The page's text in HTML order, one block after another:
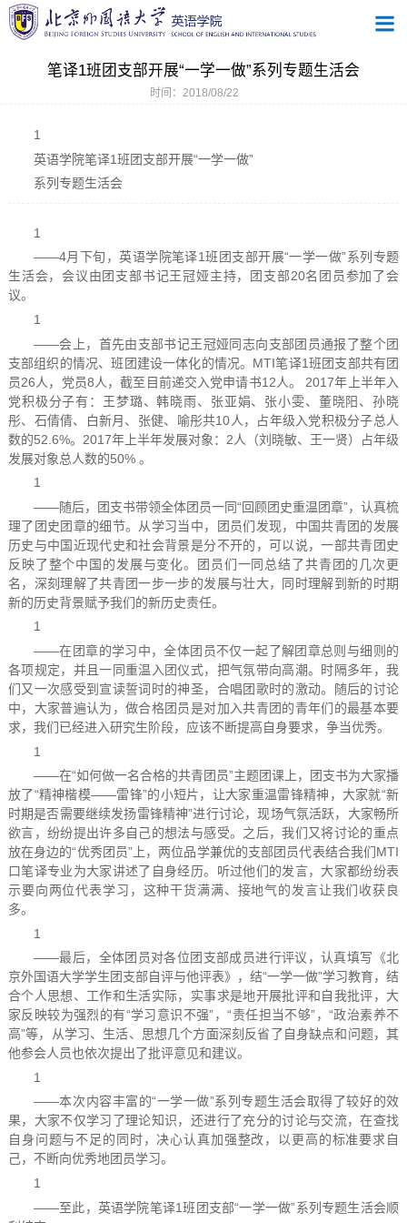
笔译1班团支部开展“一学一做”系列专题生活会
时间：2018/08/22
1
英语学院笔译1班团支部开展“一学一做”
系列专题生活会
1
——4月下旬，英语学院笔译1班团支部开展“一学一做”系列专题
生活会，会议由团支部书记王冠娅主持，团支部20名团员参加了会
议。
1
——会上，首先由支部书记王冠娅同志向支部团员通报了整个团
支部组织的情况、班团建设一体化的情况。MTI笔译1班团支部共有团
员26人，党员8人，截至目前递交入党申请书12人。 2017年上半年入
党积极分子有：王梦璐、韩晓雨、张亚娟、张小雯、董晓阳、孙晓
彤、石倩倩、白新月、张健、喻彤共10人，占年级入党积极分子总人
数的52.6%。2017年上半年发展对象：2人（刘晓敏、王一贤）占年级
发展对象总人数的50% 。
1
——随后，团支书带领全体团员一同“回顾团史重温团章”，认真梳
理了团史团章的细节。从学习当中，团员们发现，中国共青团的发展
历史与中国近现代史和社会背景是分不开的，可以说，一部共青团史
反映了整个中国的发展与变化。团员们一同总结了共青团的几次更
名，深刻理解了共青团一步一步的发展与壮大，同时理解到新的时期
新的历史背景赋予我们的新历史责任。
1
——在团章的学习中，全体团员不仅一起了解团章总则与细则的
各项规定，并且一同重温入团仪式，把气氛带向高潮。时隔多年，我
们又一次感受到宣读誓词时的神圣，合唱团歌时的激动。随后的讨论
中，大家普遍认为，做合格团员是对加入共青团的青年们的最基本要
求，我们已经进入研究生阶段，应该不断提高自身要求，争当优秀。
1
——在“如何做一名合格的共青团员”主题团课上，团支书为大家播
放了“精神楷模——雷锋”的小短片，让大家重温雷锋精神，大家就“新
时期是否需要继续发扬雷锋精神”进行讨论，现场气氛活跃，大家畅所
欲言，纷纷提出许多自己的想法与感受。之后，我们又将讨论的重点
放在身边的“优秀团员”上，两位品学兼优的支部团员代表结合我们MTI
口笔译专业为大家讲述了自身经历。听过他们的发言，大家都纷纷表
示要向两位代表学习，这种干货满满、接地气的发言让我们收获良
多。
1
——最后，全体团员对各位团支部成员进行评议，认真填写《北
京外国语大学学生团支部自评与他评表》，结“一学一做”学习教育，结
合个人思想、工作和生活实际，实事求是地开展批评和自我批评，大
家反映较为强烈的有“学习意识不强”，“责任担当不够”，“政治素养不
高”等，从学习、生活、思想几个方面深刻反省了自身缺点和问题，其
他参会人员也依次提出了批评意见和建议。
1
——本次内容丰富的“一学一做”系列专题生活会取得了较好的效
果，大家不仅学习了理论知识，还进行了充分的讨论与交流，在查找
自身问题与不足的同时，决心认真加强整改，以更高的标准要求自
己，不断向优秀地团员学习。
1
——至此，英语学院笔译1班团支部“一学一做”系列专题生活会顺